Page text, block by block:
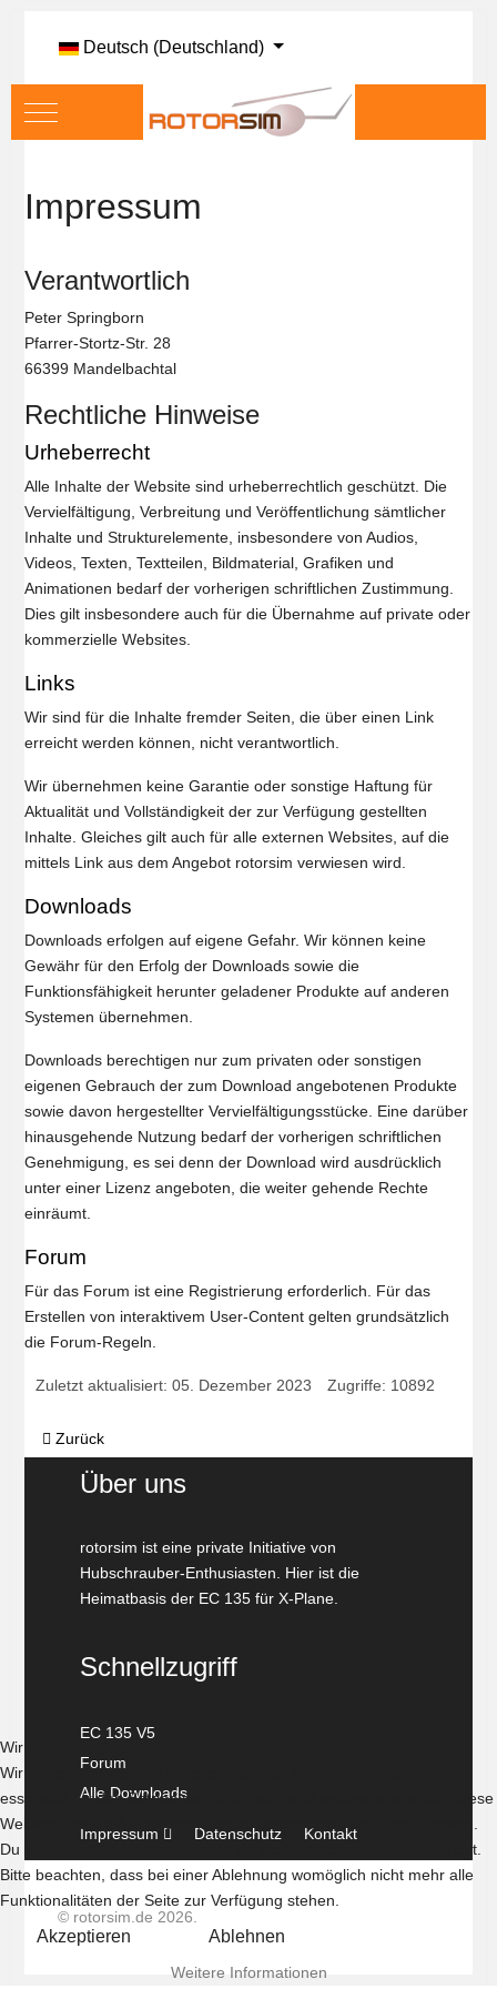
Sprache auswählen
Deutsch (Deutschland)
Mobile Menu Toggle
Impressum
Verantwortlich
Peter Springborn
Pfarrer-Stortz-Str. 28
66399 Mandelbachtal
Rechtliche Hinweise
Urheberrecht
Alle Inhalte der Website sind urheberrechtlich geschützt. Die
Vervielfältigung, Verbreitung und Veröffentlichung sämtlicher
Inhalte und Strukturelemente, insbesondere von Audios,
Videos, Texten, Textteilen, Bildmaterial, Grafiken und
Animationen bedarf der vorherigen schriftlichen Zustimmung.
Dies gilt insbesondere auch für die Übernahme auf private oder
kommerzielle Websites.
Links
Wir sind für die Inhalte fremder Seiten, die über einen Link
erreicht werden können, nicht verantwortlich.
Wir übernehmen keine Garantie oder sonstige Haftung für
Aktualität und Vollständigkeit der zur Verfügung gestellten
Inhalte. Gleiches gilt auch für alle externen Websites, auf die
mittels Link aus dem Angebot rotorsim verwiesen wird.
Downloads
Downloads erfolgen auf eigene Gefahr. Wir können keine
Gewähr für den Erfolg der Downloads sowie die
Funktionsfähigkeit herunter geladener Produkte auf anderen
Systemen übernehmen.
Downloads berechtigen nur zum privaten oder sonstigen
eigenen Gebrauch der zum Download angebotenen Produkte
sowie davon hergestellter Vervielfältigungsstücke. Eine darüber
hinausgehende Nutzung bedarf der vorherigen schriftlichen
Genehmigung, es sei denn der Download wird ausdrücklich
unter einer Lizenz angeboten, die weiter gehende Rechte
einräumt.
Forum
Für das Forum ist eine Registrierung erforderlich. Für das
Erstellen von interaktivem User-Content gelten grundsätzlich
die Forum-Regeln.
Zuletzt aktualisiert: 05. Dezember 2023 Zugriffe: 10892
Vorheriger Beitrag: Datenschutzerklärung
Zurück
Über uns
rotorsim ist eine private Initiative von
Hubschrauber-Enthusiasten. Hier ist die
Heimatbasis der EC 135 für X-Plane.
Schnellzugriff
EC 135 V5
Forum
Alle Downloads
Impressum Datenschutz Kontakt
© rotorsim.de 2026.
Wir benutzen Cookies
Wir nutzen Cookies auf unserer Website. Einige von ihnen sind
essenziell für den Betrieb der Seite, während andere uns helfen, diese
Website und die Nutzererfahrung zu verbessern (Tracking Cookies).
Du kannst selbst entscheiden, ob du die Cookies zulassen möchtest.
Bitte beachten, dass bei einer Ablehnung womöglich nicht mehr alle
Funktionalitäten der Seite zur Verfügung stehen.
Akzeptieren Ablehnen
Weitere Informationen